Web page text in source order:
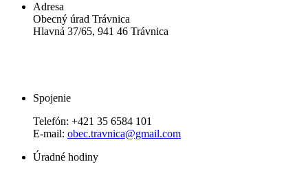
Adresa
Obecný úrad Trávnica
Hlavná 37/65, 941 46 Trávnica
Spojenie
Telefón: +421 35 6584 101
E-mail: obec.travnica@gmail.com
Úradné hodiny